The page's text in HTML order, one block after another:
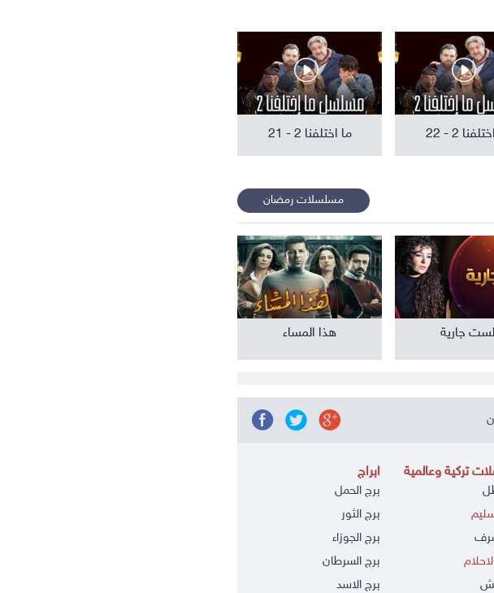
2 - 22 ما اختلفنا 2 - 21
مسلسلات رمضان
لست جارية هذا المساء
تركية وعالمية ابراج
برج الحمل
برج الثور
برج الجوزاء
برج السرطان
برج الاسد